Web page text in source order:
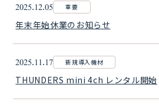
2025.12.05 重要
年末年始休業のお知らせ
2025.11.17 新規導入機材
THUNDERS mini 4ch レンタル開始